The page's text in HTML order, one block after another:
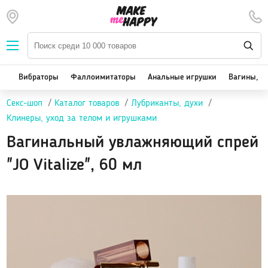
Вибраторы
Вакуум-волновые стимуляторы клитора
Реалистичные
Классические вибраторы
Стимулятор точки G
Клиторальные вибраторы, вибропули
Массажеры для тела
Вибраторы Фаллоимитаторы Анальные игрушки Вагины,
Секс-шоп Каталог товаров
Лубриканты, духи
Клинеры, уход за телом и игрушками
Вагинальный увлажняющий спрей
"JO Vitalize", 60 мл